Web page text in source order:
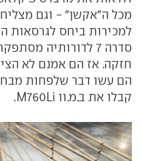
מכל ה"אקשן" - וגם
למכירות ביחס לגרסאות
הם עשו דבר שלפחות
קבלו את ב.מ.וו M760Li.